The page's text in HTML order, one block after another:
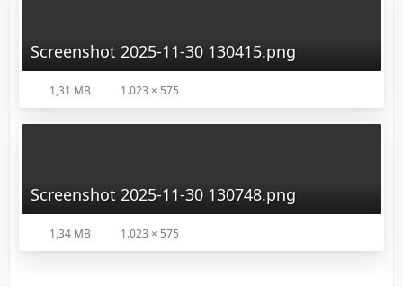
Screenshot 2025-11-30 130415.png
1,31 MB 1.023 × 575
Screenshot 2025-11-30 130748.png
1,34 MB 1.023 × 575